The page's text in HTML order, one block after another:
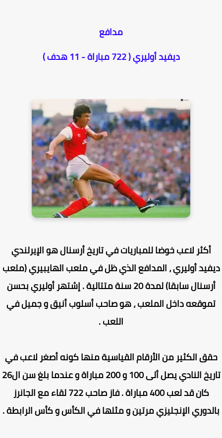
مدافع
ديفيد أوليري ( 722 مباراة - 11 هدف )
أكثر لاعب خوضا للمباريات في تاريخ أرسنال هو الإيرلندي
أوليري ، المدافع الذي ظل في ملعب الهايبيري (ملعب
أرسنال سابقا) لمدة 20 سنة متتالية . إشتهر أوليري بحسن
داخل الملعب ، هو صاحب أسلوب أنيق و جميل في
اللعب .
الكثير من الأرقام القياسية منها كونه أصغر لاعب في
تاريخ النادي يصل ألى 100 و 200 مباراة و عندما بلغ سن ال26
كان قد لعب 400 مباراة . فاز صاحب 722 لقاء مع الجانرز
الإنجليزي مرتين و مثلها في الكأس و كأس الرابطة .